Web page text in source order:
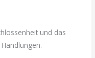
und das